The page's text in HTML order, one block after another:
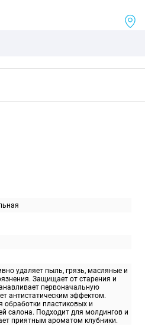
удаляет пыль, грязь, масляные и
Защищает от старения и
первоначальную
антистатическим эффектом.
обработки пластиковых и
салона. Подходит для молдингов и
приятным ароматом клубники.